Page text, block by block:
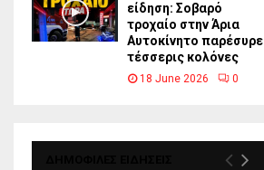
είδηση: Σοβαρό
τροχαίο στην Άρια
Αυτοκίνητο παρέσυρε
τέσσερις κολόνες
18 June 2026 0